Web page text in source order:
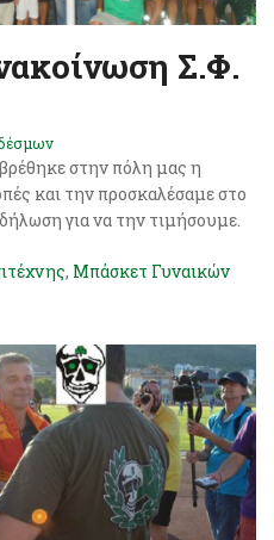
Σ.Φ.
στην πόλη μας η
και την προσκαλέσαμε στο
για να την τιμήσουμε.
, Μπάσκετ Γυναικών